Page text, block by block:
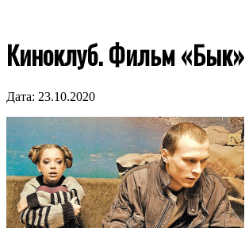
Киноклуб. Фильм «Бык»
Дата: 23.10.2020